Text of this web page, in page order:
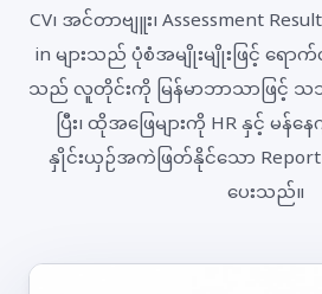
CV၊ အင်တာဗျူး၊ Assessment
in များသည် ပုံစံအမျိုးမျိုးဖြင့် ရေ
သည် လူတိုင်းကို မြန်မာဘာသာဖြင့် သ
ပြီး၊ ထိုအဖြေများကို HR နှင့် မန်
နှိုင်းယှဉ်အကဲဖြတ်နိုင်သော Report
ပေးသည်။